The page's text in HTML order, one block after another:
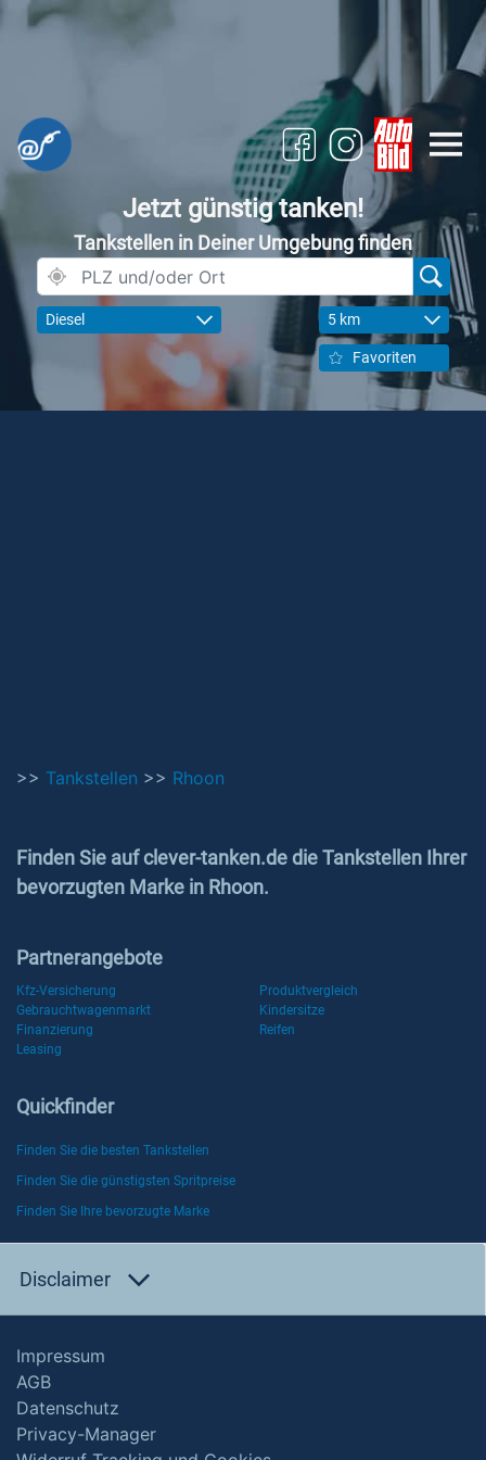
Jetzt günstig tanken!
Tankstellen in Deiner Umgebung finden
Diesel 5 km
Favoriten
>> Tankstellen >> Rhoon
Finden Sie auf clever-tanken.de die Tankstellen Ihrer
bevorzugten Marke in Rhoon.
Partnerangebote
Kfz-Versicherung
Produktvergleich
Gebrauchtwagenmarkt
Kindersitze
Finanzierung
Reifen
Leasing
Quickfinder
Finden Sie die besten Tankstellen
Finden Sie die günstigsten Spritpreise
Finden Sie Ihre bevorzugte Marke
Disclaimer
Impressum
AGB
Datenschutz
Privacy-Manager